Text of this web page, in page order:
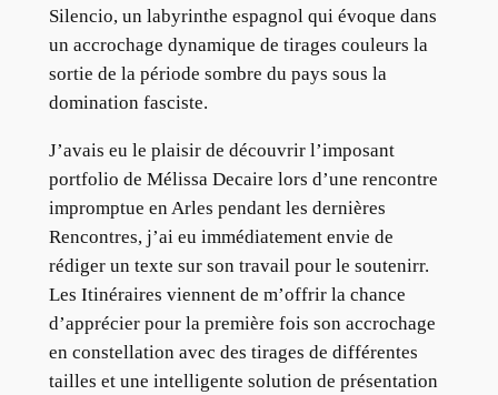
Silencio, un labyrinthe espagnol qui évoque dans
un accrochage dynamique de tirages couleurs la
sortie de la période sombre du pays sous la
domination fasciste.
J’avais eu le plaisir de découvrir l’imposant
portfolio de Mélissa Decaire lors d’une rencontre
impromptue en Arles pendant les dernières
Rencontres, j’ai eu immédiatement envie de
rédiger un texte sur son travail pour le soutenirr.
Les Itinéraires viennent de m’offrir la chance
d’apprécier pour la première fois son accrochage
en constellation avec des tirages de différentes
tailles et une intelligente solution de présentation